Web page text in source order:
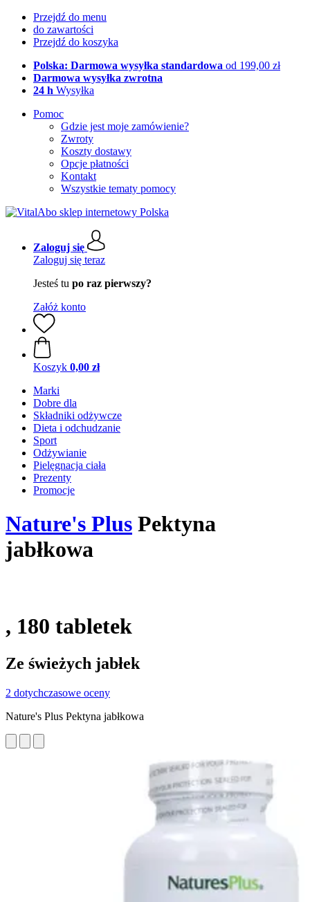
Przejdź do menu
do zawartości
Przejdź do koszyka
Polska: Darmowa wysyłka standardowa od 199,00 zł
Darmowa wysyłka zwrotna
24 h Wysyłka
Pomoc
Gdzie jest moje zamówienie?
Zwroty
Koszty dostawy
Opcje płatności
Kontakt
Wszystkie tematy pomocy
Zaloguj się
Zaloguj się teraz
Jesteś tu po raz pierwszy?
Załóż konto
Koszyk 0,00 zł
Marki
Dobre dla
Składniki odżywcze
Dieta i odchudzanie
Sport
Odżywianie
Pielęgnacja ciała
Prezenty
Promocje
Nature's Plus Pektyna
jabłkowa
, 180 tabletek
Ze świeżych jabłek
2 dotychczasowe oceny
Nature's Plus Pektyna jabłkowa